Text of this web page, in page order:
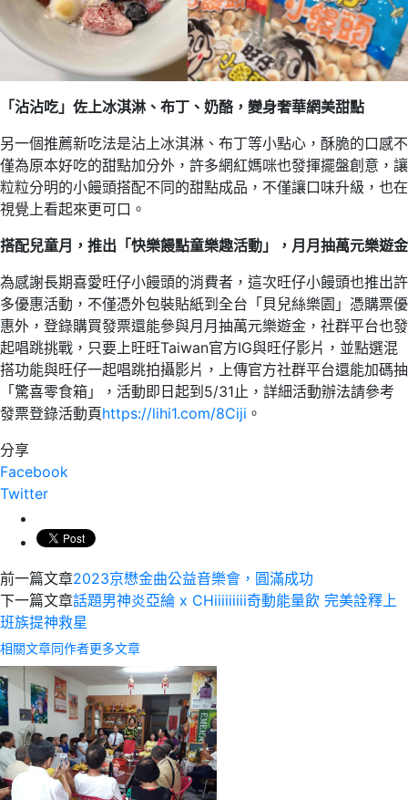
「沾沾吃」 佐上冰淇淋、布丁、奶酪，變身奢華網美甜點
另一個推薦新吃法是沾上冰淇淋、布丁等小點心，酥脆的口感不
僅為原本好吃的甜點加分外，許多網紅媽咪也發揮擺盤創意，讓
粒粒分明的小饅頭搭配不同的甜點成品，不僅讓口味升級，也在
視覺上看起來更可口。
搭配兒童月，推出「快樂饅點童樂趣活動」，月月抽萬元樂遊金
為感謝長期喜愛旺仔小饅頭的消費者，這次旺仔小饅頭也推出許
多優惠活動，不僅憑外包裝貼紙到全台「貝兒絲樂園」憑購票優
惠外，登錄購買發票還能參與月月抽萬元樂遊金，社群平台也發
起唱跳挑戰，只要上旺旺Taiwan官方IG與旺仔影片，並點選混
搭功能與旺仔一起唱跳拍攝影片，上傳官方社群平台還能加碼抽
「驚喜零食箱」，活動即日起到5/31止，詳細活動辦法請參考
發票登錄活動頁https://lihi1.com/8Ciji 。
分享
Facebook
Twitter
前一篇文章2023京懋金曲公益音樂會，圓滿成功
下一篇文章話題男神炎亞綸 x CHiiiiiiiii奇動能量飲 完美詮釋上
班族提神救星
相關文章同作者更多文章